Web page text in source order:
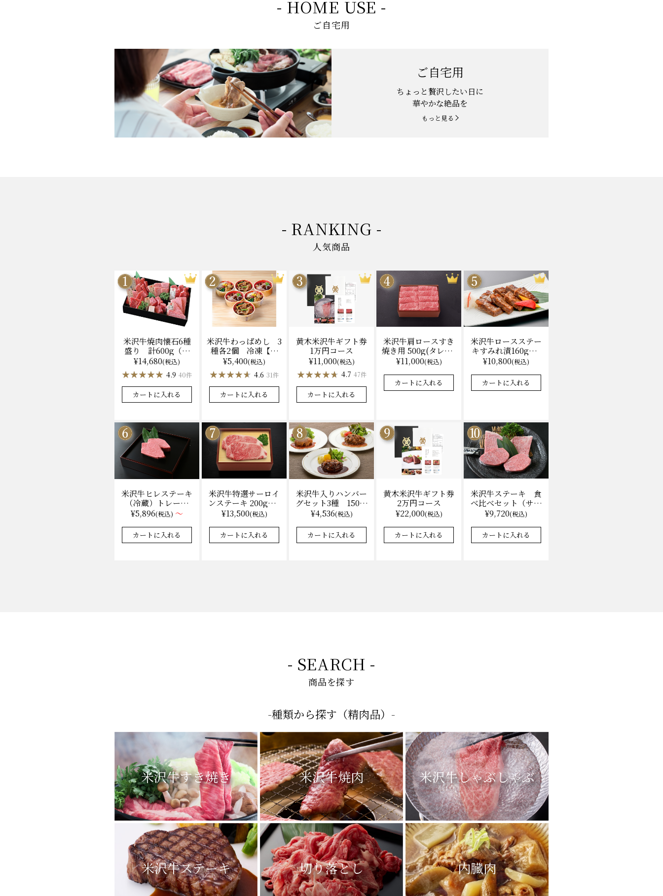
- HOME USE -
ご自宅用
ご自宅用
ちょっと贅沢したい日に
華やかな絶品を
もっと見る
- RANKING -
人気商品
米沢牛焼肉懐石6種
盛り 計600g（冷
凍）送料無料 化粧
箱入
¥14,680(税込)
★★★★★
★★★★★ 4.9 40件
カートに入れる
米沢牛わっぱめし 3
種各2個 冷凍【レ
ンジ調理】化粧箱入
¥5,400(税込)
★★★★★
★★★★★ 4.6 31件
カートに入れる
黄木米沢牛ギフト券
1万円コース
¥11,000(税込)
★★★★★
★★★★★ 4.7 47件
カートに入れる
米沢牛肩ロースすき
焼き用 500g(タレ付)
（冷凍）送料無料
化粧箱入
¥11,000(税込)
★★★★★
★★★★★ 4.9 37件
カートに入れる
米沢牛ロースステー
キすみれ漬160g×3
枚(計480g) 木箱入
味噌酒粕漬け/冷蔵
送料無料
¥10,800(税込)
★★★★★
★★★★★ 4.9 8件
カートに入れる
米沢牛ヒレステーキ
（冷蔵）トレー盛
り 130g×1枚から
量り売り
¥5,896(税込) ～
★★★★★
★★★★★ 4.9 35件
米沢牛特選サーロイ
ンステーキ 200g×2
枚（冷凍）送料無
料 化粧箱入
¥13,500(税込)
カートに入れる
米沢牛入りハンバー
グセット3種 150ｇ
各2 【凍】湯せん
調理 化粧箱入
¥4,536(税込)
カートに入れる
黄木米沢牛ギフト券
2万円コース
¥22,000(税込)
カートに入れる
米沢牛ステーキ 食
べ比べセット（サー
ロイン100g×2枚、
上モモ100g×2枚）
（冷凍）送料無料
化粧箱入
¥9,720(税込)
カートに入れる
- SEARCH -
米沢牛すき焼き 米沢牛焼肉 米沢牛しゃぶしゃぶ
米沢牛ステーキ 切り落とし 内臓肉